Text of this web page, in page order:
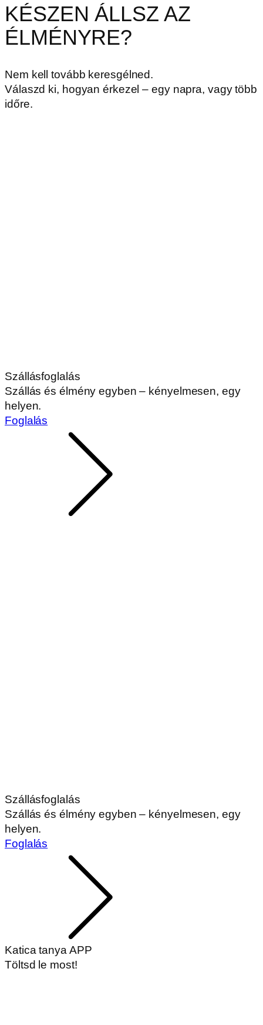
KÉSZEN ÁLLSZ AZ
ÉLMÉNYRE?
Nem kell tovább keresgélned.
Válaszd ki, hogyan érkezel – egy napra, vagy több
időre.
Szállásfoglalás
Szállás és élmény egyben – kényelmesen, egy
helyen.
Foglalás
Szállásfoglalás
Szállás és élmény egyben – kényelmesen, egy
helyen.
Foglalás
Katica tanya APP
Töltsd le most!